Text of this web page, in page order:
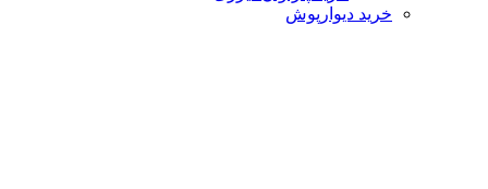
خرید دیوارپوش